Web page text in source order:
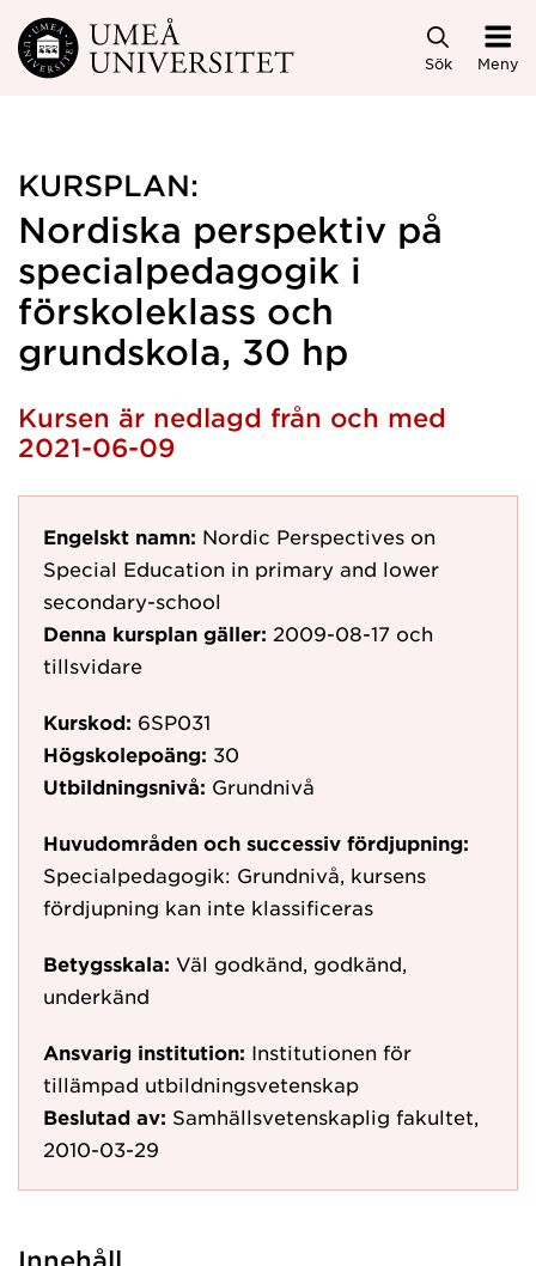
Hoppa direkt till innehållet
Sök Meny
KURSPLAN:
Nordiska perspektiv på
specialpedagogik i
förskoleklass och
grundskola, 30 hp
Kursen är nedlagd från och med
2021-06-09
Engelskt namn: Nordic Perspectives on
Special Education in primary and lower
secondary-school
Denna kursplan gäller: 2009-08-17 och
tillsvidare
Kurskod: 6SP031
Högskolepoäng: 30
Utbildningsnivå: Grundnivå
Huvudområden och successiv fördjupning:
Specialpedagogik: Grundnivå, kursens
fördjupning kan inte klassificeras
Betygsskala: Väl godkänd, godkänd,
underkänd
Ansvarig institution: Institutionen för
tillämpad utbildningsvetenskap
Beslutad av: Samhällsvetenskaplig fakultet,
2010-03-29
Innehåll